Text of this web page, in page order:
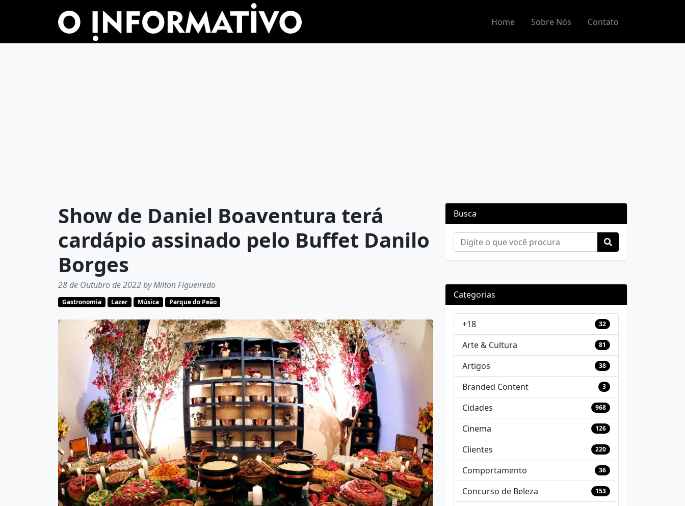
Home Sobre Nós Contato
Show de Daniel Boaventura terá
cardápio assinado pelo Buffet Danilo
Borges
28 de Outubro de 2022 by Milton Figueiredo
Gastronomia Lazer Música Parque do Peão
Busca
Categorias
+18 32
Arte & Cultura 81
Artigos 38
Branded Content 3
Cidades 968
Cinema 126
Clientes 220
Comportamento 36
Concurso de Beleza 153